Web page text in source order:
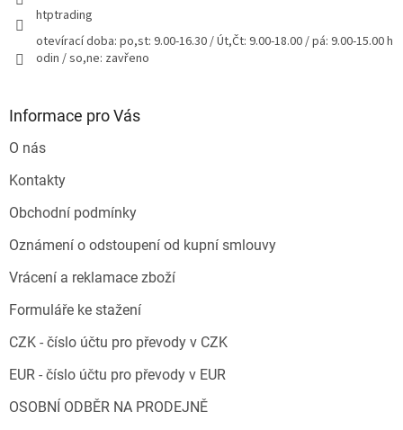
htptrading
otevírací doba: po,st: 9.00-16.30 / Út,Čt: 9.00-18.00 / pá: 9.00-15.00 h
odin / so,ne: zavřeno
Informace pro Vás
O nás
Kontakty
Obchodní podmínky
Oznámení o odstoupení od kupní smlouvy
Vrácení a reklamace zboží
Formuláře ke stažení
CZK - číslo účtu pro převody v CZK
EUR - číslo účtu pro převody v EUR
OSOBNÍ ODBĚR NA PRODEJNĚ